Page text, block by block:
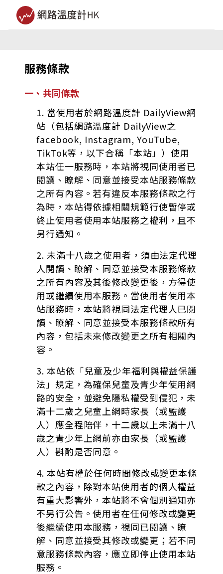
服務條款
一、共同條款
1. 當使用者於網路溫度計 DailyView網
站（包括網路溫度計 DailyView之
facebook, Instagram, YouTube,
TikTok等，以下合稱「本站」）使用
本站任一服務時，本站將視同使用者已
閱讀、瞭解、同意並接受本站服務條款
之所有內容。若有違反本服務條款之行
為時，本站得依據相關規範行使暫停或
終止使用者使用本站服務之權利，且不
另行通知。
2. 未滿十八歲之使用者，須由法定代理
人閱讀、瞭解、同意並接受本服務條款
之所有內容及其後修改變更後，方得使
用或繼續使用本服務。當使用者使用本
站服務時，本站將視同法定代理人已閱
讀、瞭解、同意並接受本服務條款所有
內容，包括未來修改變更之所有相關內
容。
3. 本站依「兒童及少年福利與權益保護
法」規定，為確保兒童及青少年使用網
路的安全，並避免隱私權受到侵犯，未
滿十二歲之兒童上網時家長（或監護
人）應全程陪伴，十二歲以上未滿十八
歲之青少年上網前亦由家長（或監護
人）斟酌是否同意。
4. 本站有權於任何時間修改或變更本條
款之內容，除對本站使用者的個人權益
有重大影響外，本站將不會個別通知亦
不另行公告。使用者在任何修改或變更
後繼續使用本服務，視同已閱讀、瞭
解、同意並接受其修改或變更；若不同
意服務條款內容，應立即停止使用本站
服務。